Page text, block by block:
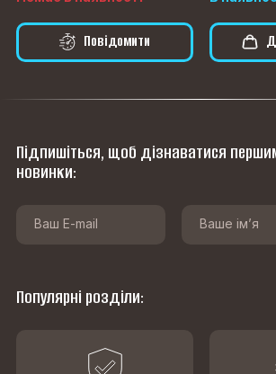
Повідомити
Підпишіться, щоб дізнаватися
новинки:
Популярні розділи: